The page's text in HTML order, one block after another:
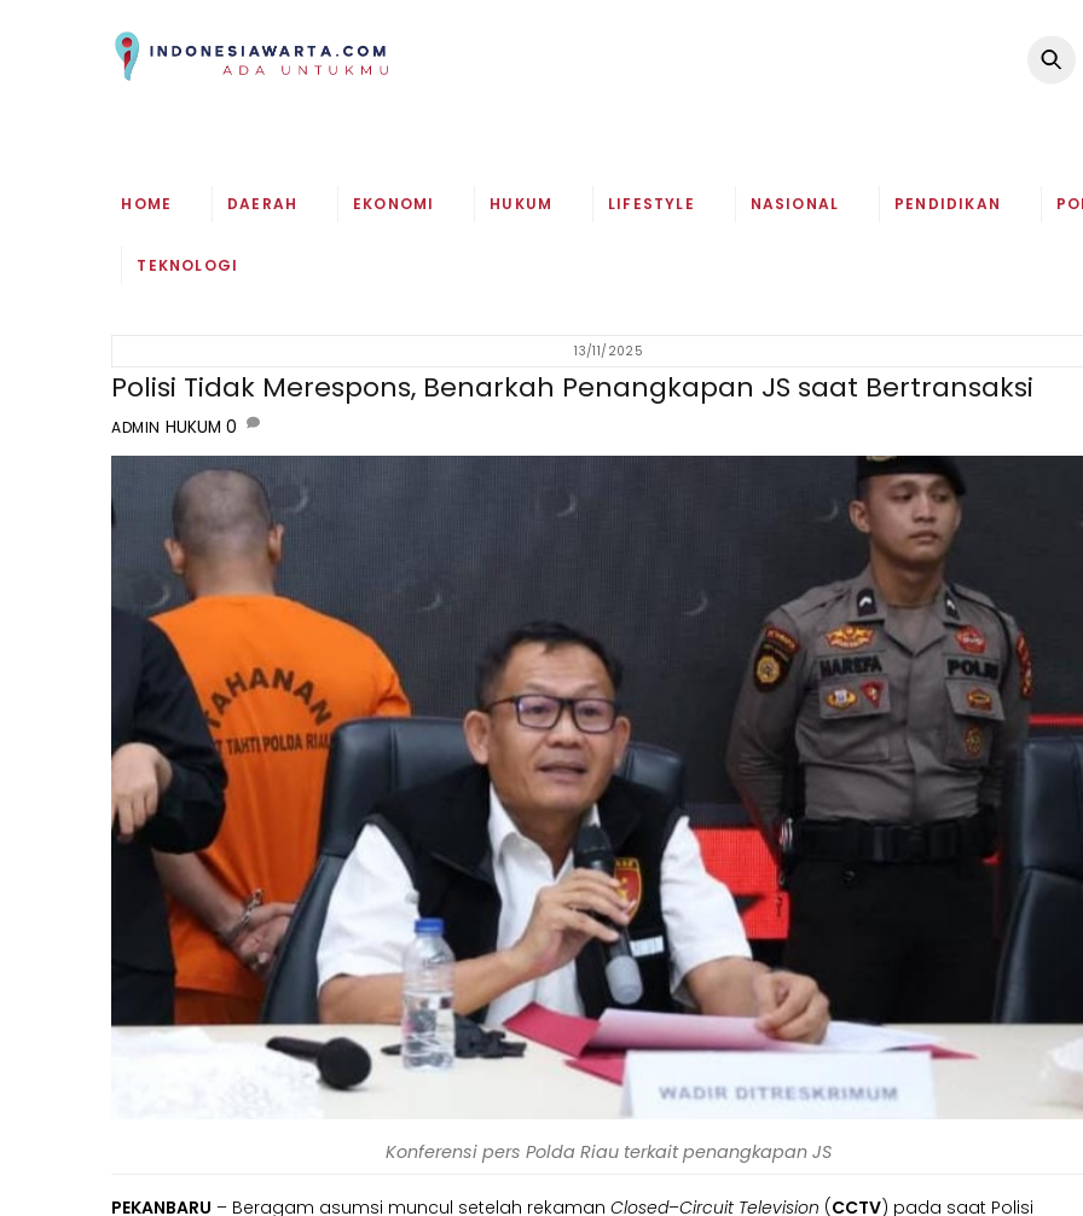
HOME DAERAH EKONOMI HUKUM LIFESTYLE NASIONAL PENDIDIKAN
TEKNOLOGI
13/11/2025
Polisi Tidak Merespons, Benarkah Penangkapan JS saat Bertransaksi
ADMIN HUKUM 0
Konferensi pers Polda Riau terkait penangkapan JS
PEKANBARU – Beragam asumsi muncul setelah rekaman Closed–Circuit Television (CCTV) pada saat Polisi